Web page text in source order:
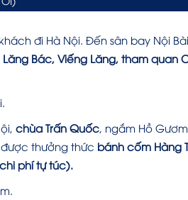
đi Hà Nội. Đến sân bay Nội
Lăng Bác, Viếng Lăng, tham quan
chùa Trấn Quốc, ngắm Hồ
được thưởng thức bánh cốm Hàng
phí tự túc).